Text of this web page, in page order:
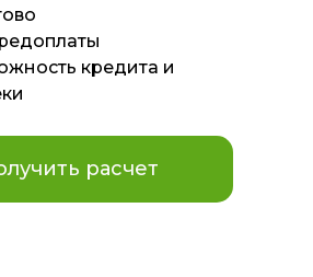
расчет
кредита и